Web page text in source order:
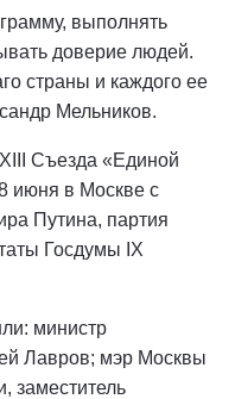
выполнять
доверие людей.
страны и каждого ее
Мельников.
Съезда «Единой
июня в Москве с
Путина, партия
Госдумы IX
министр
Лавров; мэр Москвы
заместитель